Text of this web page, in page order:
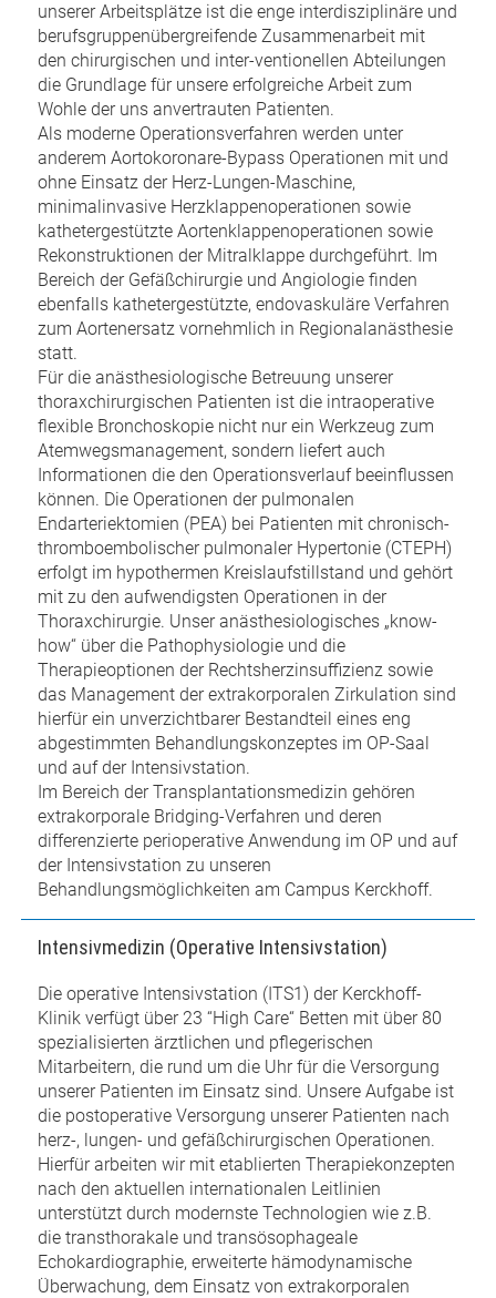
unserer Arbeitsplätze ist die enge interdisziplinäre und
berufsgruppenübergreifende Zusammenarbeit mit
den chirurgischen und inter-ventionellen Abteilungen
die Grundlage für unsere erfolgreiche Arbeit zum
Wohle der uns anvertrauten Patienten.
Als moderne Operationsverfahren werden unter
anderem Aortokoronare-Bypass Operationen mit und
ohne Einsatz der Herz-Lungen-Maschine,
minimalinvasive Herzklappenoperationen sowie
kathetergestützte Aortenklappenoperationen sowie
Rekonstruktionen der Mitralklappe durchgeführt. Im
Bereich der Gefäßchirurgie und Angiologie finden
ebenfalls kathetergestützte, endovaskuläre Verfahren
zum Aortenersatz vornehmlich in Regionalanästhesie
statt.
Für die anästhesiologische Betreuung unserer
thoraxchirurgischen Patienten ist die intraoperative
flexible Bronchoskopie nicht nur ein Werkzeug zum
Atemwegsmanagement, sondern liefert auch
Informationen die den Operationsverlauf beeinflussen
können. Die Operationen der pulmonalen
Endarteriektomien (PEA) bei Patienten mit chronisch-
thromboembolischer pulmonaler Hypertonie (CTEPH)
erfolgt im hypothermen Kreislaufstillstand und gehört
mit zu den aufwendigsten Operationen in der
Thoraxchirurgie. Unser anästhesiologisches „know-
how“ über die Pathophysiologie und die
Therapieoptionen der Rechtsherzinsuffizienz sowie
das Management der extrakorporalen Zirkulation sind
hierfür ein unverzichtbarer Bestandteil eines eng
abgestimmten Behandlungskonzeptes im OP-Saal
und auf der Intensivstation.
Im Bereich der Transplantationsmedizin gehören
extrakorporale Bridging-Verfahren und deren
differenzierte perioperative Anwendung im OP und auf
der Intensivstation zu unseren
Behandlungsmöglichkeiten am Campus Kerckhoff.
Intensivmedizin (Operative Intensivstation)
Die operative Intensivstation (ITS1) der Kerckhoff-
Klinik verfügt über 23 “High Care“ Betten mit über 80
spezialisierten ärztlichen und pflegerischen
Mitarbeitern, die rund um die Uhr für die Versorgung
unserer Patienten im Einsatz sind. Unsere Aufgabe ist
die postoperative Versorgung unserer Patienten nach
herz-, lungen- und gefäßchirurgischen Operationen.
Hierfür arbeiten wir mit etablierten Therapiekonzepten
nach den aktuellen internationalen Leitlinien
unterstützt durch modernste Technologien wie z.B.
die transthorakale und transösophageale
Echokardiographie, erweiterte hämodynamische
Überwachung, dem Einsatz von extrakorporalen